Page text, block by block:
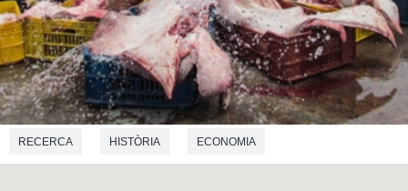
RECERCA HISTÒRIA ECONOMIA